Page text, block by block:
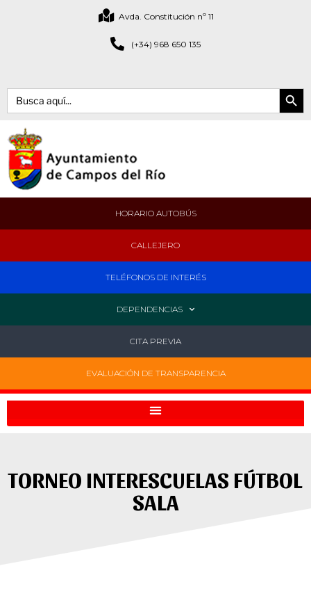
Avda. Constitución nº 11
(+34) 968 650 135
Buscar: Botón de
HORARIO AUTOBÚS
CALLEJERO
TELÉFONOS DE INTERÉS
DEPENDENCIAS
CITA PREVIA
EVALUACIÓN DE TRANSPARENCIA
TORNEO INTERESCUELAS FÚTBOL
SALA